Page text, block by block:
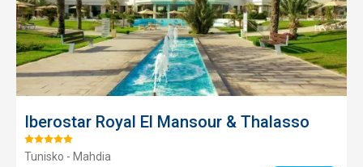
Iberostar Royal El Mansour & Thalasso
Hodnotenie:
5/5
Tunisko - Mahdia